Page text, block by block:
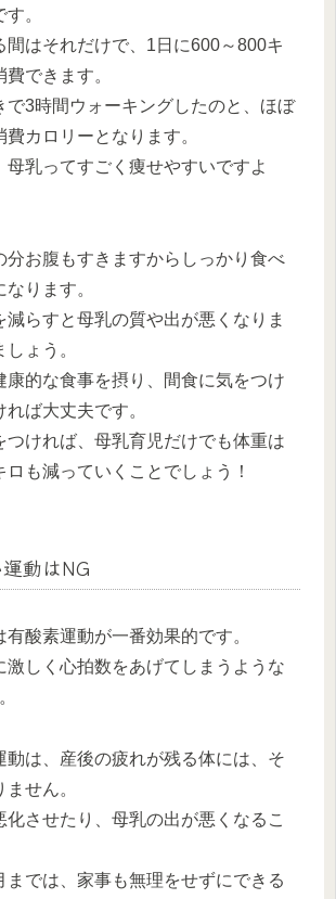
。
間はそれだけで、1日に600～800キ
できます。
で3時間ウォーキングしたのと、ほぼ
カロリーとなります。
母乳ってすごく痩せやすいですよ
分お腹もすきますからしっかり食べ
ります。
減らすと母乳の質や出が悪くなりま
ょう。
康的な食事を摂り、間食に気をつけ
ば大丈夫です。
つければ、母乳育児だけでも体重は
ロも減っていくことでしょう！
動はNG
有酸素運動が一番効果的です。
激しく心拍数をあげてしまうような
動は、産後の疲れが残る体には、そ
せん。
化させたり、母乳の出が悪くなるこ
までは、家事も無理をせずにできる